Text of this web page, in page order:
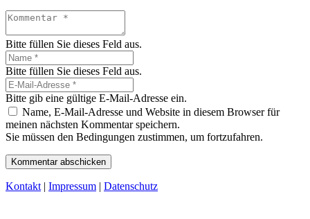
Bitte füllen Sie dieses Feld aus.
Bitte füllen Sie dieses Feld aus.
Bitte gib eine gültige E-Mail-Adresse ein.
Name, E-Mail-Adresse und Website in diesem Browser für
meinen nächsten Kommentar speichern.
Sie müssen den Bedingungen zustimmen, um fortzufahren.
Kommentar abschicken
Kontakt | Impressum | Datenschutz